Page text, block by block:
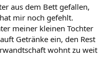
aus dem Bett gefallen,
mir noch gefehlt.
meiner kleinen Tochter
Getränke ein, den Rest
wohnt zu weit